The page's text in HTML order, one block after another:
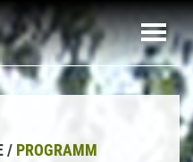
/ PROGRAMM